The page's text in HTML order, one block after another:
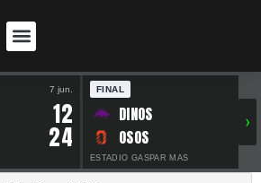
7 jun.
12
24
FINAL
DINOS
OSOS
ESTADIO GASPAR MAS
›